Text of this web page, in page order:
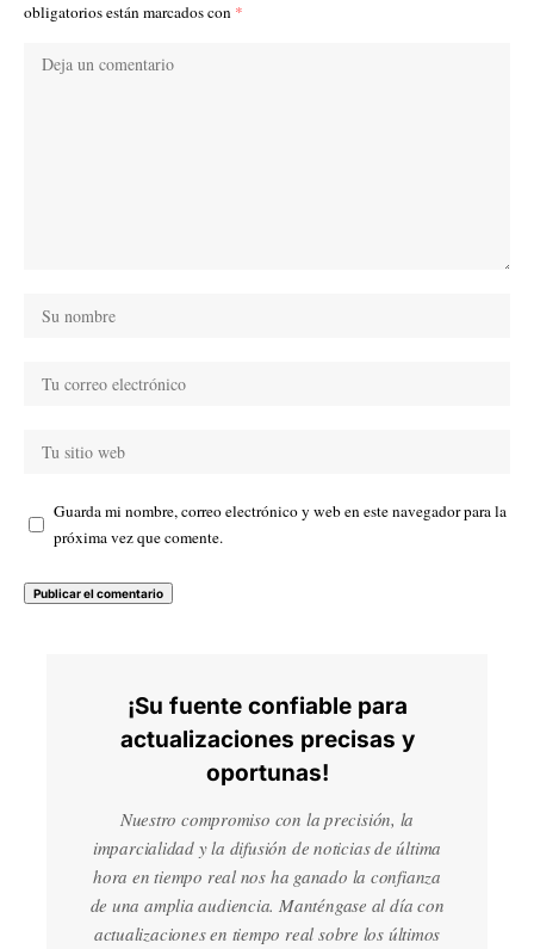
obligatorios están marcados con *
Guarda mi nombre, correo electrónico y web en este navegador para la
próxima vez que comente.
¡Su fuente confiable para
actualizaciones precisas y
oportunas!
Nuestro compromiso con la precisión, la
imparcialidad y la difusión de noticias de última
hora en tiempo real nos ha ganado la confianza
de una amplia audiencia. Manténgase al día con
actualizaciones en tiempo real sobre los últimos